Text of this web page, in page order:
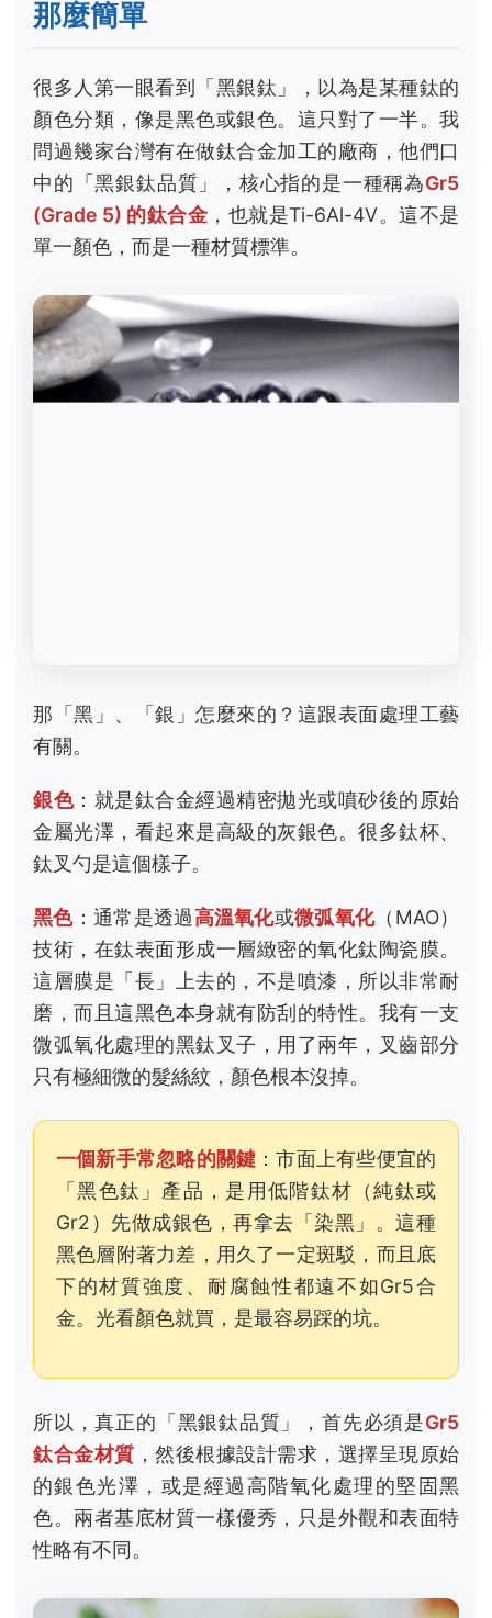
那麼簡單
很多人第一眼看到「黑銀鈦」，以為是某種鈦的
顏色分類，像是黑色或銀色。這只對了一半。我
問過幾家台灣有在做鈦合金加工的廠商，他們口
中的「黑銀鈦品質」，核心指的是一種稱為Gr5
(Grade 5) 的鈦合金 ，也就是Ti-6Al-4V。這不是
單一顏色，而是一種材質標準。
那「黑」、「銀」怎麼來的？這跟表面處理工藝
有關。
銀色：就是鈦合金經過精密拋光或噴砂後的原始
金屬光澤，看起來是高級的灰銀色。很多鈦杯、
鈦叉勺是這個樣子。
黑色：通常是透過高溫氧化或微弧氧化（MAO）
技術，在鈦表面形成一層緻密的氧化鈦陶瓷膜。
這層膜是「長」上去的，不是噴漆，所以非常耐
磨，而且這黑色本身就有防刮的特性。我有一支
微弧氧化處理的黑鈦叉子，用了兩年，叉齒部分
只有極細微的髮絲紋，顏色根本沒掉。
一個新手常忽略的關鍵 ：市面上有些便宜的
「黑色鈦」產品，是用低階鈦材（純鈦或
Gr2）先做成銀色，再拿去「染黑」。這種
黑色層附著力差，用久了一定斑駁，而且底
下的材質強度、耐腐蝕性都遠不如Gr5合
金。光看顏色就買，是最容易踩的坑。
所以，真正的「黑銀鈦品質」，首先必須是Gr5
鈦合金材質 ，然後根據設計需求，選擇呈現原始
的銀色光澤，或是經過高階氧化處理的堅固黑
色。兩者基底材質一樣優秀，只是外觀和表面特
性略有不同。